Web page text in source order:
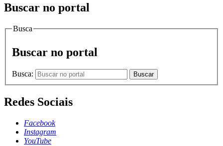
Buscar no portal
Busca
Buscar no portal
Busca: Buscar
Redes Sociais
Facebook
Instagram
YouTube